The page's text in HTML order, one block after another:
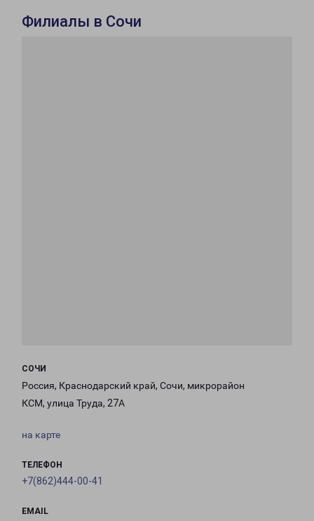
Филиалы в Сочи
СОЧИ
Россия, Краснодарский край, Сочи, микрорайон
КСМ, улица Труда, 27А
на карте
ТЕЛЕФОН
+7(862)444-00-41
EMAIL